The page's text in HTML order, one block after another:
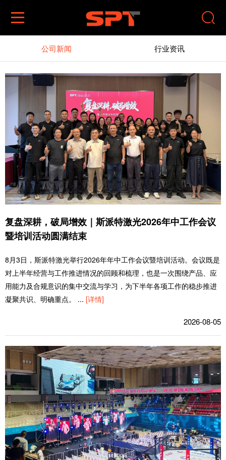
 
公司新闻 行业资讯
复盘深耕，破局增效｜斯派特激光2026年中工作会议
暨培训活动圆满结束
8月3日，斯派特激光举行2026年年中工作会议暨培训活动。会议既是
对上半年经营与工作推进情况的回顾和梳理，也是一次围绕产品、应
用能力及合规意识的集中交流与学习，为下半年各项工作的稳步推进
凝聚共识、明确重点。 ... [详情]
2026-08-05